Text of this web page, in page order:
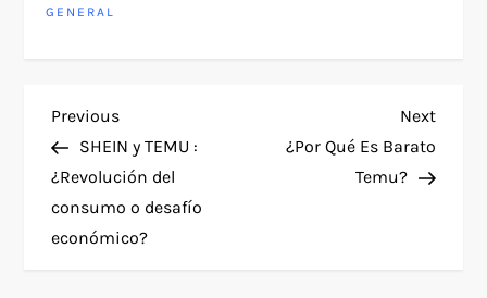
GENERAL
P
o
s
Previous
Post
Previous
SHEIN y TEMU :
¿Revolución del
consumo o desafío
económico?
Next
Post
Next
¿Por Qué Es Barato
Temu?